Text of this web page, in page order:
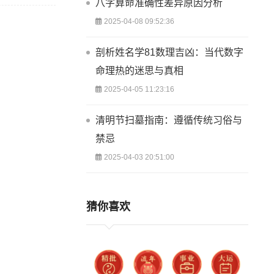
八字算命准确性差异原因分析
2025-04-08 09:52:36
剖析姓名学81数理吉凶：当代数字
命理热的迷思与真相
2025-04-05 11:23:16
清明节扫墓指南：遵循传统习俗与
禁忌
2025-04-03 20:51:00
猜你喜欢